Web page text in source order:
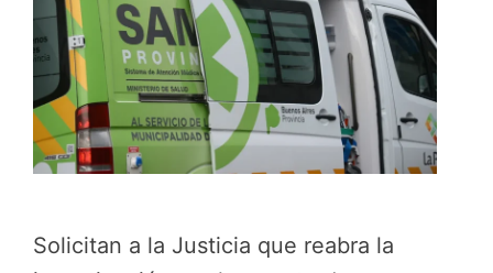
Solicitan a la Justicia que reabra la